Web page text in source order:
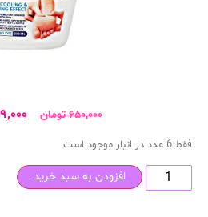
۶۵۰,۰۰۰ تومان
فقط 6 عدد در انبار موجود است
افزودن به سبد خرید